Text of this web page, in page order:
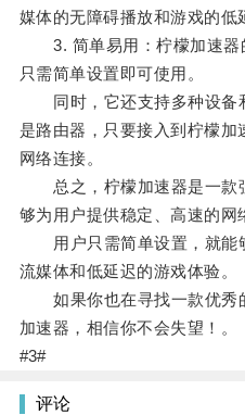
媒体的无障碍播放和游戏的低
3. 简单易用：柠檬加速器
只需简单设置即可使用。
同时，它还支持多种设备
是路由器，只要接入到柠檬
网络连接。
总之，柠檬加速器是一款
够为用户提供稳定、高速的网
用户只需简单设置，就能
流媒体和低延迟的游戏体验。
如果你也在寻找一款优秀
加速器，相信你不会失望！。
#3#
评论